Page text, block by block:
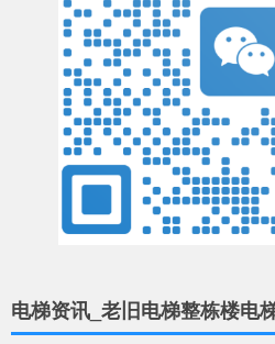
电梯资讯_老旧电梯整栋楼电